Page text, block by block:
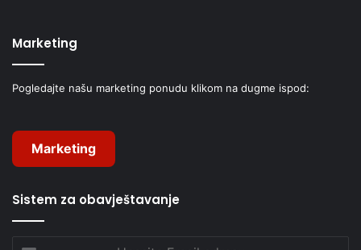
Marketing
Pogledajte našu marketing ponudu klikom na dugme ispod:
Marketing
Sistem za obavještavanje